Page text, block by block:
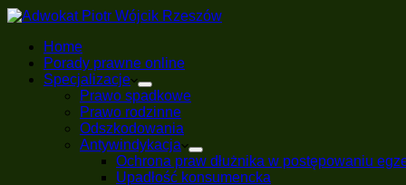
Home
Porady prawne online
Specjalizacje
Prawo spadkowe
Prawo rodzinne
Odszkodowania
Antywindykacja
Ochrona praw dłużnika w postępowaniu
Upadłość konsumencka